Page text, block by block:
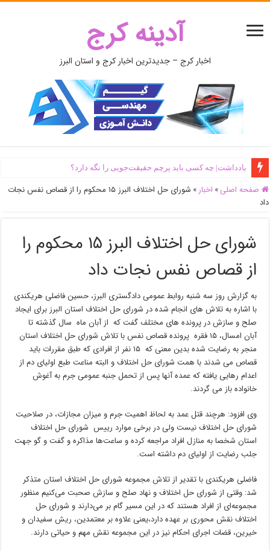
آدینه کرج
اخبار کرج – جدیدترین اخبار کرج و استان البرز
یادداشت| ‌چه کسی باید پرچم حقیقت‌جویی را نگه دارد؟
صفحه اصلی » اخبار »
شورای حل اختلاف البرز ۱۵ محکوم را از قصاص نفس نجات
داد
شورای حل اختلاف البرز ۱۵ محکوم را
از قصاص نفس نجات داد
به گزارش روز سه شنبه روابط عمومی دادگستری البرز، حسین فاضلی هریکندی
با اشاره به تلاش های انجام شده در شورای حل اختلاف استان البرز برای ایجاد
صلح و سازش در پرونده های مختلف گفت که از آبان ماه سال گذشته تا
آبان امسال، ۱۵ فقره پرونده قصاص نفس با تلاش شورای حل اختلاف استان
منجر به رضایت شده بدین معنی که ۱۵ نفر از افرادی که طبق مقررات باید
قصاص می شدند با همت شورای حل اختلاف و البته مناعت طبع اولیای دم از
اعدام رهایی یافته که عمده آنها پس از تحمل جنبه عمومی جرم به آغوش
خانواده باز می گردند.
وی افزود: هرچند قتل عمد به لحاظ اهمیت جرم و میزان مجازات، در صلاحیت
شورای حل اختلاف نیست ولی در برخی موارد رییس شورای حل اختلاف
استان شخصا به منازل افراد مراجعه کرده و ساعت‌ها مذاکره و گفت و گو جهت
جلب رضایت از اولیای دم داشته است.
فاضلی هریکندی با تقدیر از تلاش مجموعه شورای حل اختلاف استان متذکر
شد: وقتی از شورای حل اختلاف و نهاد صلح و سازش صحبت می‌کنیم منظور
مجموعه‌ای از افراد هستند که در این مسیر گام بر می‌دارند و شورای حل
اختلاف نقش محوری بر عهده دارد،یعنی علاوه بر معتمدین، ریش سفیدان و
خیرین، قضات اجرای احکام نیز در این مجموعه نقش مهم و حیاتی دارند.